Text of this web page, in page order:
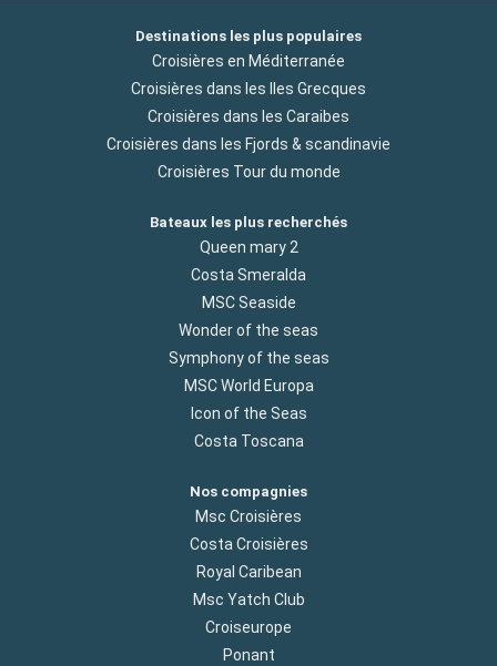
Destinations les plus populaires
Croisières en Méditerranée
Croisières dans les Iles Grecques
Croisières dans les Caraibes
Croisières dans les Fjords & scandinavie
Croisières Tour du monde
Bateaux les plus recherchés
Queen mary 2
Costa Smeralda
MSC Seaside
Wonder of the seas
Symphony of the seas
MSC World Europa
Icon of the Seas
Costa Toscana
Nos compagnies
Msc Croisières
Costa Croisières
Royal Caribean
Msc Yatch Club
Croiseurope
Ponant